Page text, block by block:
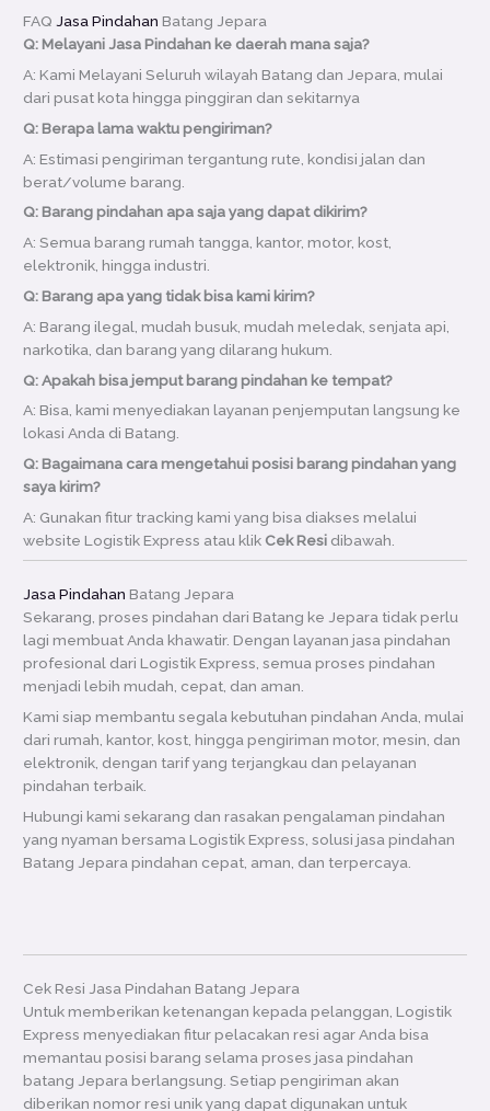
FAQ Jasa Pindahan Batang Jepara
Q: Melayani Jasa Pindahan ke daerah mana saja?
A: Kami Melayani Seluruh wilayah Batang dan Jepara, mulai
dari pusat kota hingga pinggiran dan sekitarnya
Q: Berapa lama waktu pengiriman?
A: Estimasi pengiriman tergantung rute, kondisi jalan dan
berat/volume barang.
Q: Barang pindahan apa saja yang dapat dikirim?
A: Semua barang rumah tangga, kantor, motor, kost,
elektronik, hingga industri.
Q: Barang apa yang tidak bisa kami kirim?
A: Barang ilegal, mudah busuk, mudah meledak, senjata api,
narkotika, dan barang yang dilarang hukum.
Q: Apakah bisa jemput barang pindahan ke tempat?
A: Bisa, kami menyediakan layanan penjemputan langsung ke
lokasi Anda di Batang.
Q: Bagaimana cara mengetahui posisi barang pindahan yang
saya kirim?
A: Gunakan fitur tracking kami yang bisa diakses melalui
website Logistik Express atau klik Cek Resi dibawah.
Jasa Pindahan Batang Jepara
Sekarang, proses pindahan dari Batang ke Jepara tidak perlu
lagi membuat Anda khawatir. Dengan layanan jasa pindahan
profesional dari Logistik Express, semua proses pindahan
menjadi lebih mudah, cepat, dan aman.
Kami siap membantu segala kebutuhan pindahan Anda, mulai
dari rumah, kantor, kost, hingga pengiriman motor, mesin, dan
elektronik, dengan tarif yang terjangkau dan pelayanan
pindahan terbaik.
Hubungi kami sekarang dan rasakan pengalaman pindahan
yang nyaman bersama Logistik Express, solusi jasa pindahan
Batang Jepara pindahan cepat, aman, dan terpercaya.
Cek Resi Jasa Pindahan Batang Jepara
Untuk memberikan ketenangan kepada pelanggan, Logistik
Express menyediakan fitur pelacakan resi agar Anda bisa
memantau posisi barang selama proses jasa pindahan
batang Jepara berlangsung. Setiap pengiriman akan
diberikan nomor resi unik yang dapat digunakan untuk